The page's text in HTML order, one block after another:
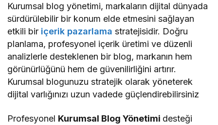
Kurumsal blog yönetimi, markaların dijital dünyada
sürdürülebilir bir konum elde etmesini sağlayan
etkili bir içerik pazarlama stratejisidir. Doğru
planlama, profesyonel içerik üretimi ve düzenli
analizlerle desteklenen bir blog, markanın hem
görünürlüğünü hem de güvenilirliğini artırır.
Kurumsal blogunuzu stratejik olarak yöneterek
dijital varlığınızı uzun vadede güçlendirebilirsiniz
Profesyonel Kurumsal Blog Yönetimi desteği